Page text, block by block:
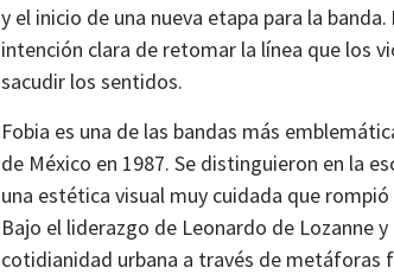
y el inicio de una nueva etapa para la banda.
intención clara de retomar la línea que los
sacudir los sentidos.
Fobia es una de las bandas más
de México en 1987. Se distinguieron en la
una estética visual muy cuidada que
Bajo el liderazgo de Leonardo de Lozanne
cotidianidad urbana a través de metáforas